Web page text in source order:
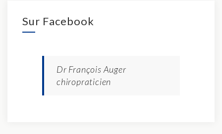
Sur Facebook
Dr François Auger
chiropraticien